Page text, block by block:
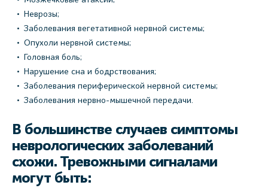
Неврозы;
Заболевания вегетативной нервной системы;
Опухоли нервной системы;
Головная боль;
Нарушение сна и бодрствования;
Заболевания периферической нервной системы;
Заболевания нервно-мышечной передачи.
В большинстве случаев симптомы
неврологических заболеваний
схожи. Тревожными сигналами
могут быть: